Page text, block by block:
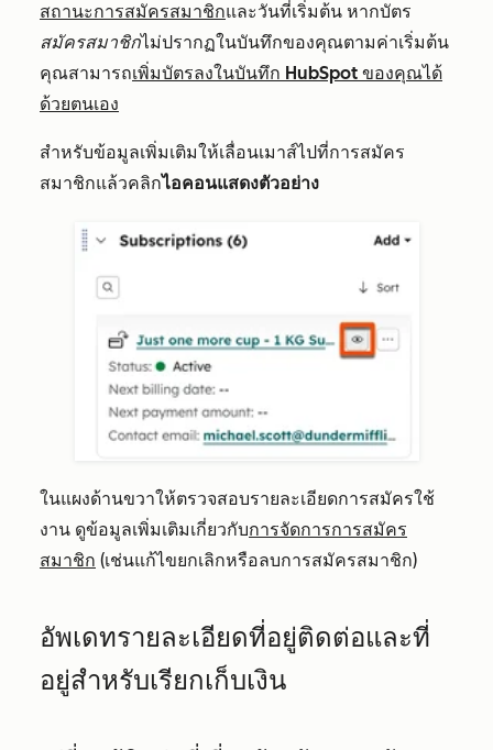
สถานะการสมัครสมาชิกและวันที่เริ่มต้น หากบัตร
สมัครสมาชิกไม่ปรากฏในบันทึกของคุณตามค่าเริ่มต้น
คุณสามารถเพิ่มบัตรลงในบันทึก HubSpot ของคุณได้
ด้วยตนเอง
สำหรับข้อมูลเพิ่มเติมให้เลื่อนเมาส์ไปที่การสมัคร
สมาชิกแล้วคลิกไอคอนแสดงตัวอย่าง
ในแผงด้านขวาให้ตรวจสอบรายละเอียดการสมัครใช้
งาน ดูข้อมูลเพิ่มเติมเกี่ยวกับการจัดการการสมัคร
สมาชิก (เช่นแก้ไขยกเลิกหรือลบการสมัครสมาชิก)
อัพเดทรายละเอียดที่อยู่ติดต่อและที่
อยู่สำหรับเรียกเก็บเงิน